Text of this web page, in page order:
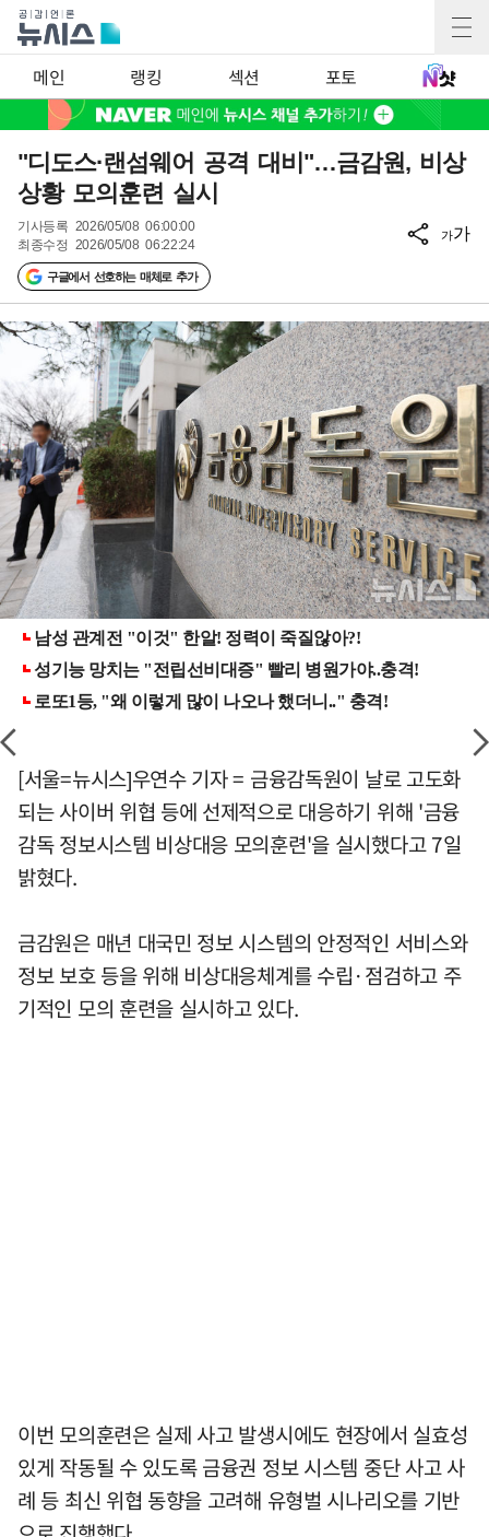
메인 랭킹 섹션 포토
"디도스·랜섬웨어 공격 대비"…금감원, 비상
상황 모의훈련 실시
기사등록 2026/05/08 06:00:00
최종수정 2026/05/08 06:22:24
구글에서 선호하는 매체로 추가
가가
[서울=뉴시스]우연수 기자 = 금융감독원이 날로 고도화
되는 사이버 위협 등에 선제적으로 대응하기 위해 '금융
감독 정보시스템 비상대응 모의훈련'을 실시했다고 7일
밝혔다.
금감원은 매년 대국민 정보 시스템의 안정적인 서비스와
정보 보호 등을 위해 비상대응체계를 수립·점검하고 주
기적인 모의 훈련을 실시하고 있다.
이번 모의훈련은 실제 사고 발생시에도 현장에서 실효성
있게 작동될 수 있도록 금융권 정보 시스템 중단 사고 사
례 등 최신 위협 동향을 고려해 유형벌 시나리오를 기반